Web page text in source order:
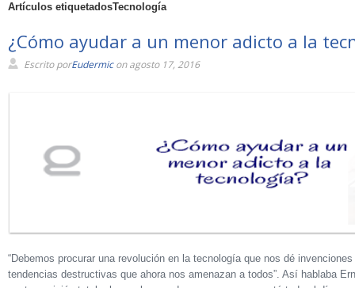
Artículos etiquetadosTecnología
¿Cómo ayudar a un menor adicto a la
Escrito porEudermicon agosto 17, 2016
“Debemos procurar una revolución en la tecnología que nos dé
tendencias destructivas que ahora nos amenazan a todos”. Así hablaba